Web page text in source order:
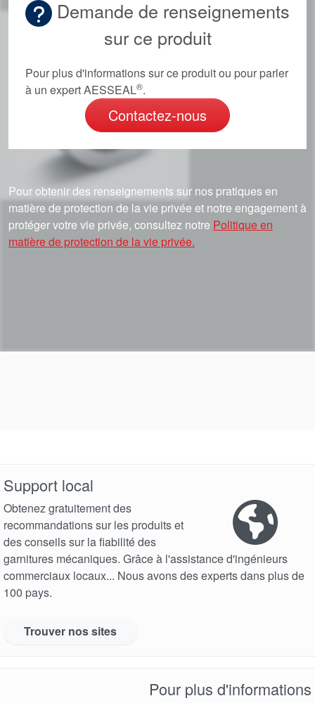
Académie
Brochures produits
Demande de renseignements
sur ce produit
Pour plus d'informations sur ce produit ou pour parler
à un expert AESSEAL®.
Contactez-nous
Pour obtenir des renseignements sur nos pratiques en
matière de protection de la vie privée et notre engagement à
protéger votre vie privée, consultez notre Politique en
matière de protection de la vie privée.
Support local
Obtenez gratuitement des
recommandations sur les produits et
des conseils sur la fiabilité des
garnitures mécaniques. Grâce à l'assistance d'ingénieurs
commerciaux locaux... Nous avons des experts dans plus de
100 pays.
Trouver nos sites
Pour plus d'informations